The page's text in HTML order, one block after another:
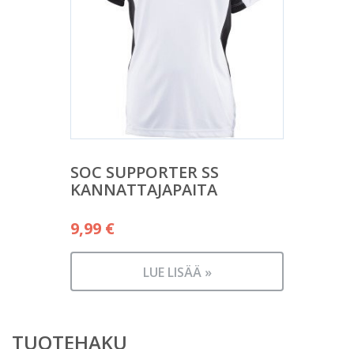
SOC SUPPORTER SS
KANNATTAJAPAITA
9,99 €
LUE LISÄÄ »
TUOTEHAKU